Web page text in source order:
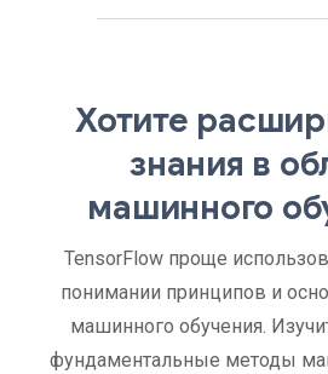
Хотите
знания в
машинного
TensorFlow проще
понимании принципов и
машинного обучения.
фундаментальные методы